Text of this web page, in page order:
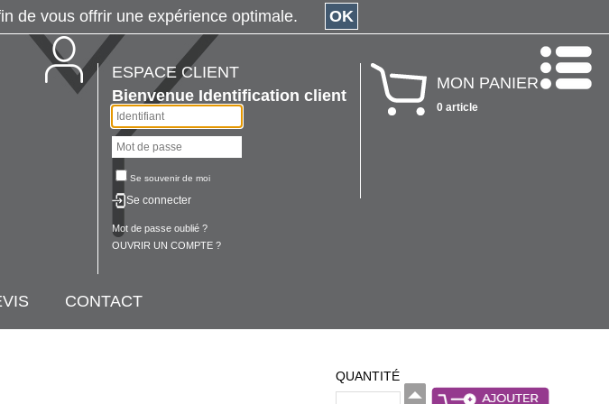
ESPACE CLIENT
Bienvenue Identification client
Se souvenir de moi
Se connecter
Mot de passe oublié ?
OUVRIR UN COMPTE ?
MON PANIER
0 article
CONTACT
QUANTITÉ
de vous offrir une expérience optimale. OK